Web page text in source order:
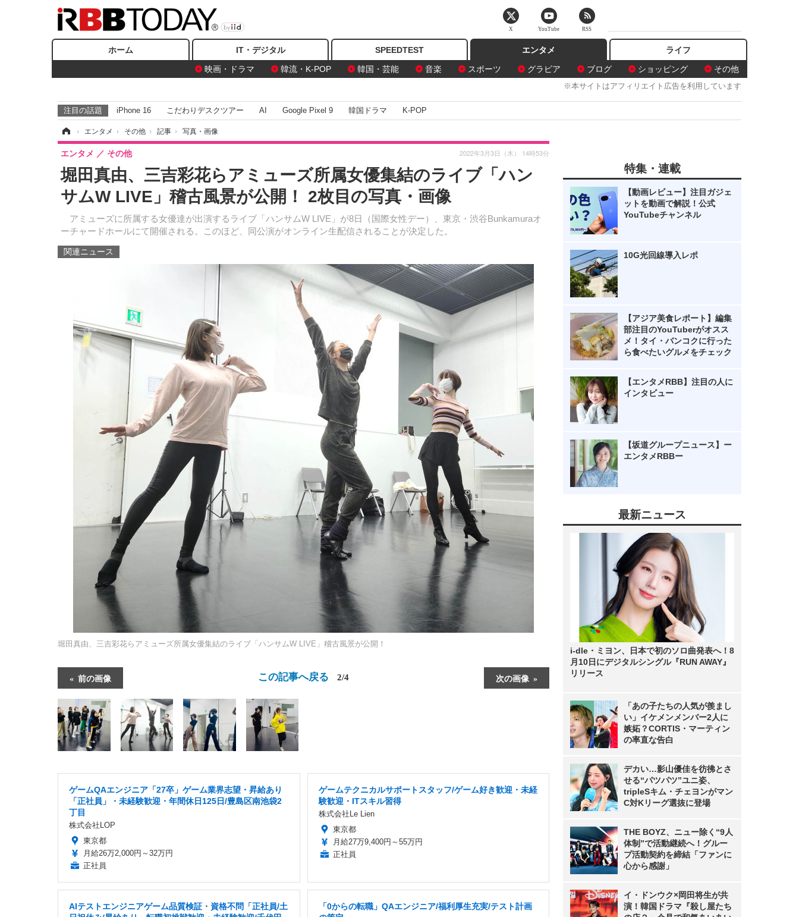
ホーム IT・デジタル SPEEDTEST
エンタメ
映画・ドラマ
韓流・K-POP 韓国・芸能 音楽 スポーツ グラビア ブログ ショッピング その他
ライフ
※本サイトはアフィリエイト広告を利用しています
注目の話題 iPhone 16 こだわりデスクツアー AI Google Pixel 9 韓国ドラマ K-POP
› エンタメ › その他 › 記事 › 写真・画像
堀田真由、三吉彩花らアミューズ所属女優集結のライブ「ハン
サムW LIVE」稽古風景が公開！ 2枚目の写真・画像
アミューズに所属する女優達が出演するライブ「ハンサムW LIVE」が8日（国際女性デー）、東京・渋谷Bunkamuraオ
ーチャードホールにて開催される。このほど、同公演がオンライン生配信されることが決定した。
エンタメ その他 2022年3月3日（木） 14時53分
関連ニュース
堀田真由、三吉彩花らアミューズ所属女優集結のライブ「ハンサムW LIVE」稽古風景が公開！
前の画像 次の画像
この記事へ戻る 2/4
ゲームQAエンジニア「27卒」ゲーム業界志望・昇給あり
「正社員」・未経験歓迎・年間休日125日/豊島区南池袋2
丁目
株式会社LOP
東京都
月給26万2,000円～32万円
正社員
ゲームテクニカルサポートスタッフ/ゲーム好き歓迎・未経
験歓迎・ITスキル習得
株式会社Le Lien
東京都
月給27万9,400円～55万円
正社員
AIテストエンジニアゲーム品質検証・資格不問「正社員/土
「0からの転職」QAエンジニア/福利厚生充実/テスト計画
特集・連載
【動画レビュー】注目ガジェ
ットを動画で解説！公式
YouTubeチャンネル
10G光回線導入レポ
【アジア美食レポート】編集
部注目のYouTuberがオスス
メ！タイ・バンコクに行った
ら食べたいグルメをチェック
【エンタメRBB】注目の人に
インタビュー
【坂道グループニュース】ー
エンタメRBBー
最新ニュース
i-dle・ミヨン、日本で初のソロ曲発表へ！8
月10日にデジタルシングル『RUN AWAY』
リリース
「あの子たちの人気が羨まし
い」イケメンメンバー2人に
嫉妬？CORTIS・マーティン
の率直な告白
デカい…影山優佳を彷彿とさ
せる“パツパツ”ユニ姿、
tripleSキム・チェヨンがマン
C対Kリーグ選抜に登場
THE BOYZ、ニュー除く“9人
体制”で活動継続へ！グルー
プ活動契約を締結「ファンに
心から感謝」
イ・ドンウク×岡田将生が共
演！韓国ドラマ『殺し屋たち
X YouTube RSS